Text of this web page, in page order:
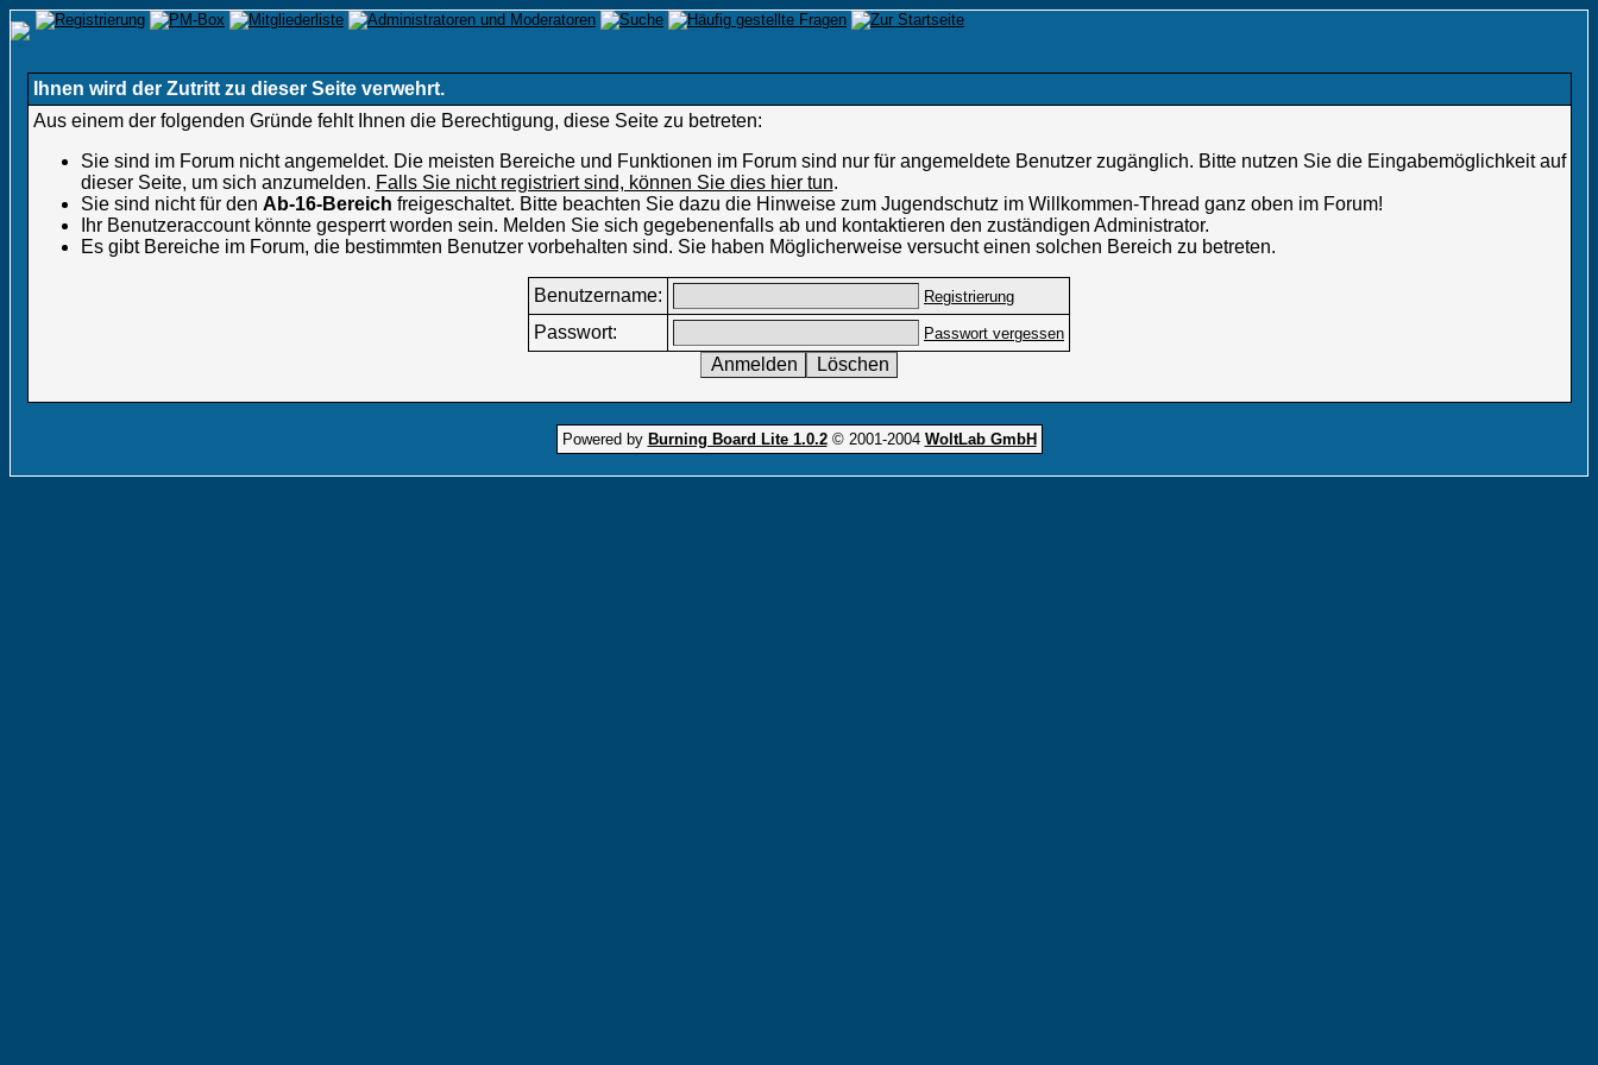
Ihnen wird der Zutritt zu dieser Seite verwehrt.
Aus einem der folgenden Gründe fehlt Ihnen die Berechtigung, diese Seite zu betreten:
Sie sind im Forum nicht angemeldet. Die meisten Bereiche und Funktionen im Forum sind nur für angemeldete Benutzer zugänglich. Bitte nutzen Sie die Eingabemöglichkeit auf
dieser Seite, um sich anzumelden. Falls Sie nicht registriert sind, können Sie dies hier tun.
Sie sind nicht für den Ab-16-Bereich freigeschaltet. Bitte beachten Sie dazu die Hinweise zum Jugendschutz im Willkommen-Thread ganz oben im Forum!
Ihr Benutzeraccount könnte gesperrt worden sein. Melden Sie sich gegebenenfalls ab und kontaktieren den zuständigen Administrator.
Es gibt Bereiche im Forum, die bestimmten Benutzer vorbehalten sind. Sie haben Möglicherweise versucht einen solchen Bereich zu betreten.
Benutzername: Registrierung
Passwort: Passwort vergessen
Powered by Burning Board Lite 1.0.2© 2001-2004 WoltLab GmbH